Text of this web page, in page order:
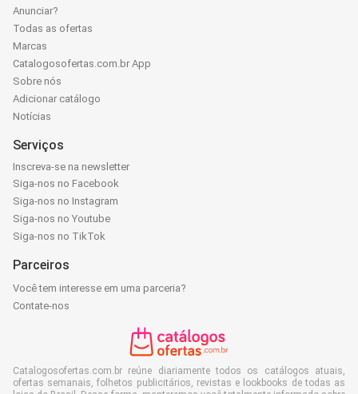
Anunciar?
Todas as ofertas
Marcas
Catalogosofertas.com.br App
Sobre nós
Adicionar catálogo
Notícias
Serviços
Inscreva-se na newsletter
Siga-nos no Facebook
Siga-nos no Instagram
Siga-nos no Youtube
Siga-nos no TikTok
Parceiros
Você tem interesse em uma parceria?
Contate-nos
Catalogosofertas.com.br reúne diariamente todos os catálogos atuais,
ofertas semanais, folhetos publicitários, revistas e lookbooks de todas as